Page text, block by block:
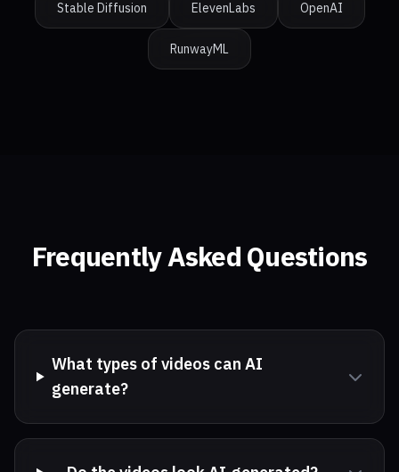
Stable Diffusion ElevenLabs OpenAI
RunwayML
Frequently Asked Questions
What types of videos can AI
generate?